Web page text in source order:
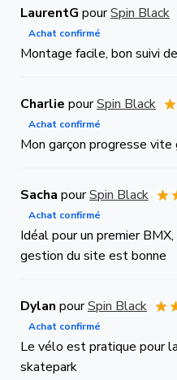
LaurentG pourSpin Black
Achat confirmé
Montage facile, bon suivi
Charlie pourSpin Black
Achat confirmé
Mon garçon progresse
Sacha pourSpin Black
Achat confirmé
Idéal pour un premier
gestion du site est bonne
Dylan pourSpin Black
Achat confirmé
Le vélo est pratique pour
skatepark